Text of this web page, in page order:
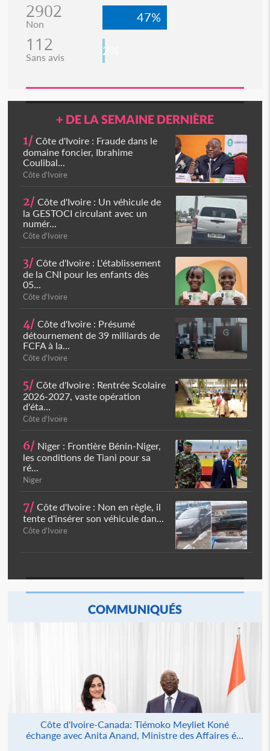
2902
Non 47%
112
Sans avis 2%
+ DE LA SEMAINE DERNIÈRE
1/ Côte d'Ivoire : Fraude dans le
domaine foncier, Ibrahime
Coulibal...
Côte d'Ivoire
2/ Côte d'Ivoire : Un véhicule de
la GESTOCI circulant avec un
numér...
Côte d'Ivoire
3/ Côte d'Ivoire : L'établissement
de la CNI pour les enfants dès
05...
Côte d'Ivoire
4/ Côte d'Ivoire : Présumé
détournement de 39 milliards de
FCFA à la...
Côte d'Ivoire
5/ Côte d'Ivoire : Rentrée Scolaire
2026-2027, vaste opération
d'éta...
Côte d'Ivoire
6/ Niger : Frontière Bénin-Niger,
les conditions de Tiani pour sa
ré...
Niger
7/ Côte d'Ivoire : Non en règle, il
tente d'insérer son véhicule dan...
Côte d'Ivoire
COMMUNIQUÉS
Côte d'Ivoire-Canada: Tiémoko Meyliet Koné
échange avec Anita Anand, Ministre des Affaires é...